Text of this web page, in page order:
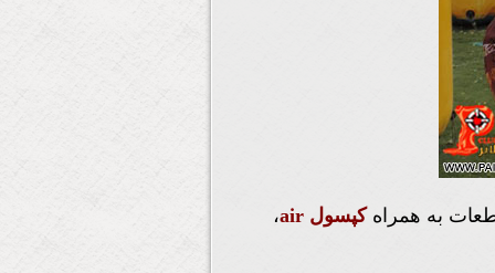
به همراهکپسول air ،